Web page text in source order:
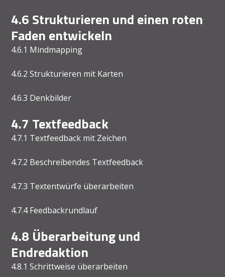
4.6 Strukturieren und einen roten
Faden entwickeln
4.6.1 Mindmapping
4.6.2 Strukturieren mit Karten
4.6.3 Denkbilder
4.7 Textfeedback
4.7.1 Textfeedback mit Zeichen
4.7.2 Beschreibendes Textfeedback
4.7.3 Textentwürfe überarbeiten
4.7.4 Feedbackrundlauf
4.8 Überarbeitung und
Endredaktion
4.8.1 Schrittweise überarbeiten